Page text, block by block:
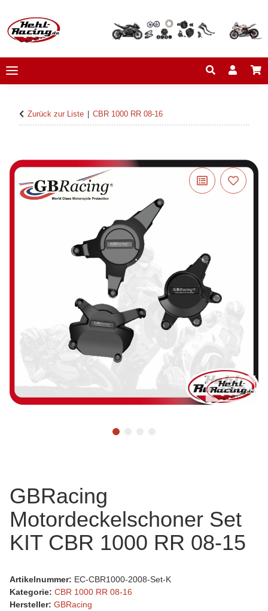
Zurück zur Liste CBR 1000 RR 08-16
GBRacing
Motordeckelschoner Set
KIT CBR 1000 RR 08-15
Artikelnummer: EC-CBR1000-2008-Set-K
Kategorie: CBR 1000 RR 08-16
Hersteller: GBRacing